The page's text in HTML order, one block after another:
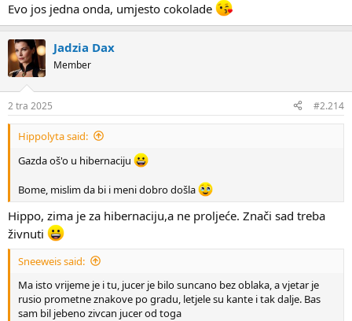
Evo jos jedna onda, umjesto cokolade
Jadzia Dax
Member
2 tra 2025 #2.214
Hippolyta said:
Gazda oš'o u hibernaciju
Bome, mislim da bi i meni dobro došla
Hippo, zima je za hibernaciju,a ne proljeće. Znači sad treba
živnuti
Sneeweis said:
Ma isto vrijeme je i tu, jucer je bilo suncano bez oblaka, a vjetar je
rusio prometne znakove po gradu, letjele su kante i tak dalje. Bas
sam bil jebeno zivcan jucer od toga